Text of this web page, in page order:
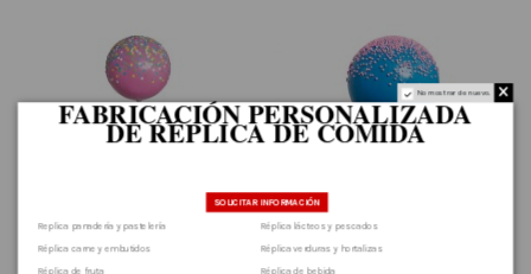
No mostrar de nuevo.
FABRICACIÓN PERSONALIZADA
DE RÉPLICA DE COMIDA
SOLICITAR INFORMACIÓN
Replica panadería y pastelería Réplica lácteos y pescados
Réplica carne y embutidos Réplica verduras y hortalizas
Réplica de fruta Réplica de bebida